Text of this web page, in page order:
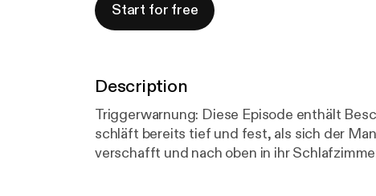
Start for free
Description
Triggerwarnung: Diese Episode enthält
schläft bereits tief und fest, als sich der
verschafft und nach oben in ihr